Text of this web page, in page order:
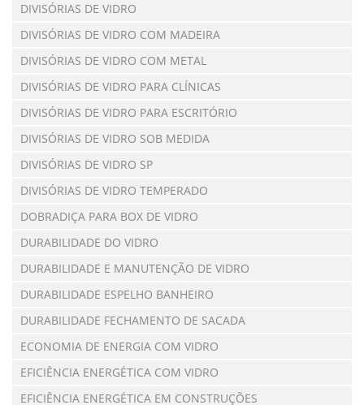
DIVISÓRIAS DE VIDRO
DIVISÓRIAS DE VIDRO COM MADEIRA
DIVISÓRIAS DE VIDRO COM METAL
DIVISÓRIAS DE VIDRO PARA CLÍNICAS
DIVISÓRIAS DE VIDRO PARA ESCRITÓRIO
DIVISÓRIAS DE VIDRO SOB MEDIDA
DIVISÓRIAS DE VIDRO SP
DIVISÓRIAS DE VIDRO TEMPERADO
DOBRADIÇA PARA BOX DE VIDRO
DURABILIDADE DO VIDRO
DURABILIDADE E MANUTENÇÃO DE VIDRO
DURABILIDADE ESPELHO BANHEIRO
DURABILIDADE FECHAMENTO DE SACADA
ECONOMIA DE ENERGIA COM VIDRO
EFICIÊNCIA ENERGÉTICA COM VIDRO
EFICIÊNCIA ENERGÉTICA EM CONSTRUÇÕES